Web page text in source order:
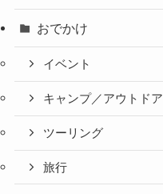
おでかけ
イベント
キャンプ／アウトドア
ツーリング
旅行